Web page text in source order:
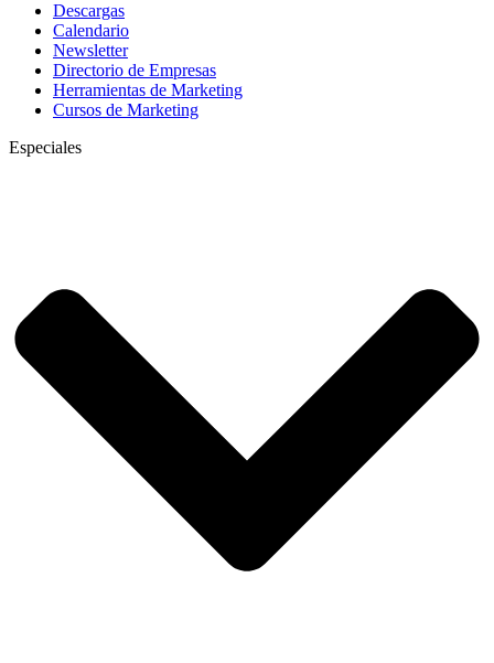
Descargas
Calendario
Newsletter
Directorio de Empresas
Herramientas de Marketing
Cursos de Marketing
Especiales